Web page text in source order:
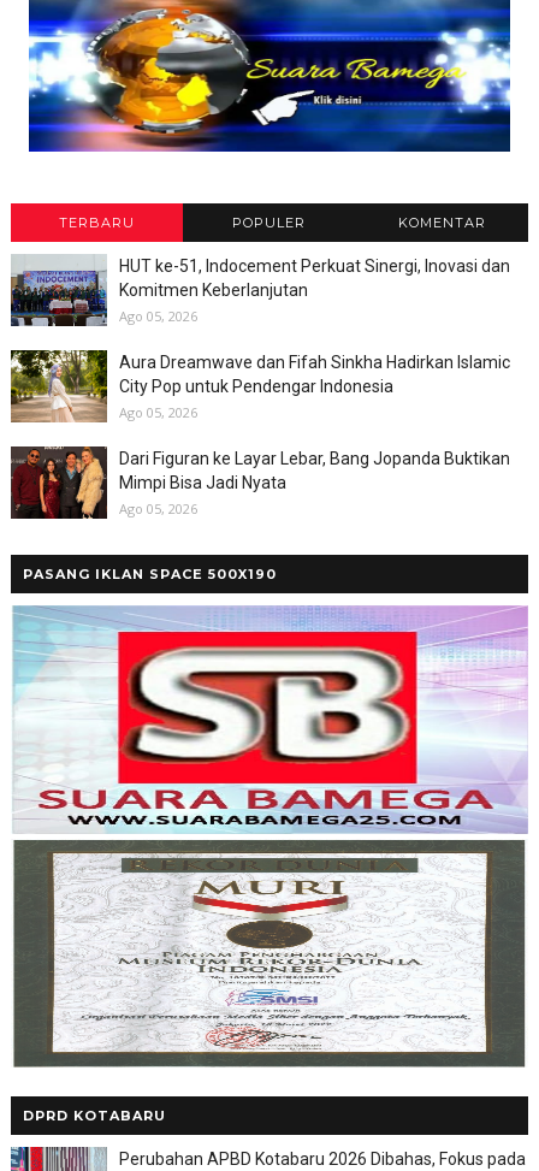
TERBARU POPULER KOMENTAR
HUT ke-51, Indocement Perkuat Sinergi, Inovasi dan
Komitmen Keberlanjutan
Ago 05, 2026
Aura Dreamwave dan Fifah Sinkha Hadirkan Islamic
City Pop untuk Pendengar Indonesia
Ago 05, 2026
Dari Figuran ke Layar Lebar, Bang Jopanda Buktikan
Mimpi Bisa Jadi Nyata
Ago 05, 2026
PASANG IKLAN SPACE 500X190
DPRD KOTABARU
Perubahan APBD Kotabaru 2026 Dibahas, Fokus pada